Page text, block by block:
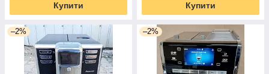
Купити Купити
–2% –2%